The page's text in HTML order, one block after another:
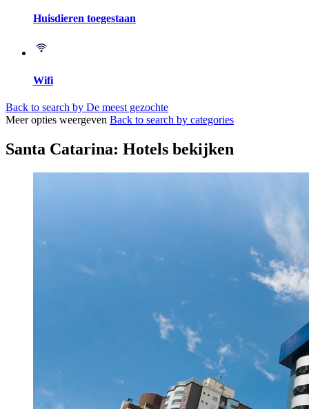
Huisdieren toegestaan
Wifi
Back to search by De meest gezochte
Meer opties weergeven Back to search by categories
Santa Catarina: Hotels bekijken